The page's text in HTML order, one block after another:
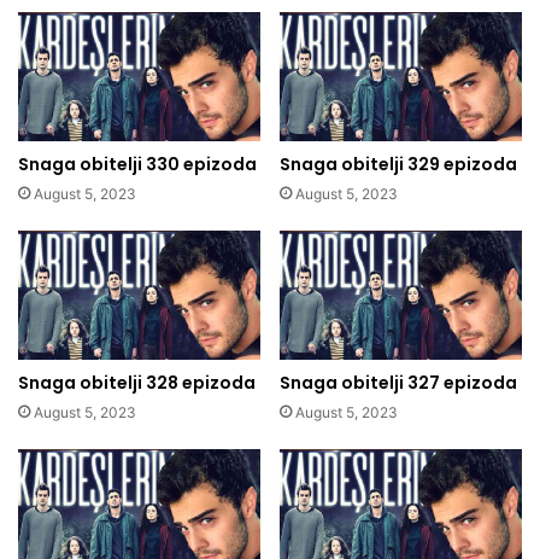
Snaga obitelji 330 epizoda
August 5, 2023
Snaga obitelji 329 epizoda
August 5, 2023
Snaga obitelji 328 epizoda
August 5, 2023
Snaga obitelji 327 epizoda
August 5, 2023